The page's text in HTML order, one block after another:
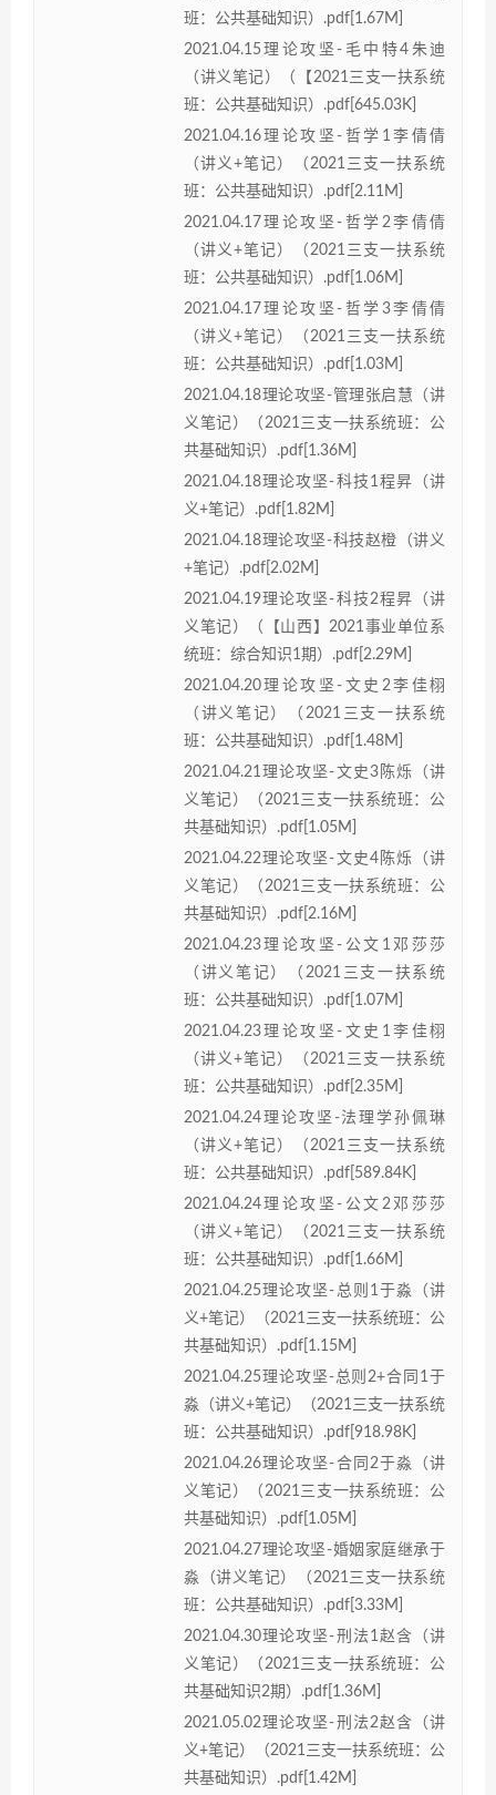
班：公共基础知识）.pdf[1.67M]
2021.04.15理论攻坚-毛中特4朱迪
（讲义笔记）（【2021三支一扶系统
班：公共基础知识）.pdf[645.03K]
2021.04.16理论攻坚-哲学1李倩倩
（讲义+笔记）（2021三支一扶系统
班：公共基础知识）.pdf[2.11M]
2021.04.17理论攻坚-哲学2李倩倩
（讲义+笔记）（2021三支一扶系统
班：公共基础知识）.pdf[1.06M]
2021.04.17理论攻坚-哲学3李倩倩
（讲义+笔记）（2021三支一扶系统
班：公共基础知识）.pdf[1.03M]
2021.04.18理论攻坚-管理张启慧（讲
义笔记）（2021三支一扶系统班：公
共基础知识）.pdf[1.36M]
2021.04.18理论攻坚-科技1程昇（讲
义+笔记）.pdf[1.82M]
2021.04.18理论攻坚-科技赵橙（讲义
+笔记）.pdf[2.02M]
2021.04.19理论攻坚-科技2程昇（讲
义笔记）（【山西】2021事业单位系
统班：综合知识1期）.pdf[2.29M]
2021.04.20理论攻坚-文史2李佳栩
（讲义笔记）（2021三支一扶系统
班：公共基础知识）.pdf[1.48M]
2021.04.21理论攻坚-文史3陈烁（讲
义笔记）（2021三支一扶系统班：公
共基础知识）.pdf[1.05M]
2021.04.22理论攻坚-文史4陈烁（讲
义笔记）（2021三支一扶系统班：公
共基础知识）.pdf[2.16M]
2021.04.23理论攻坚-公文1邓莎莎
（讲义笔记）（2021三支一扶系统
班：公共基础知识）.pdf[1.07M]
2021.04.23理论攻坚-文史1李佳栩
（讲义+笔记）（2021三支一扶系统
班：公共基础知识）.pdf[2.35M]
2021.04.24理论攻坚-法理学孙佩琳
（讲义+笔记）（2021三支一扶系统
班：公共基础知识）.pdf[589.84K]
2021.04.24理论攻坚-公文2邓莎莎
（讲义+笔记）（2021三支一扶系统
班：公共基础知识）.pdf[1.66M]
2021.04.25理论攻坚-总则1于淼（讲
义+笔记）（2021三支一扶系统班：公
共基础知识）.pdf[1.15M]
2021.04.25理论攻坚-总则2+合同1于
淼（讲义+笔记）（2021三支一扶系统
班：公共基础知识）.pdf[918.98K]
2021.04.26理论攻坚-合同2于淼（讲
义笔记）（2021三支一扶系统班：公
共基础知识）.pdf[1.05M]
2021.04.27理论攻坚-婚姻家庭继承于
淼（讲义笔记）（2021三支一扶系统
班：公共基础知识）.pdf[3.33M]
2021.04.30理论攻坚-刑法1赵含（讲
义笔记）（2021三支一扶系统班：公
共基础知识2期）.pdf[1.36M]
2021.05.02理论攻坚-刑法2赵含（讲
义+笔记）（2021三支一扶系统班：公
共基础知识）.pdf[1.42M]